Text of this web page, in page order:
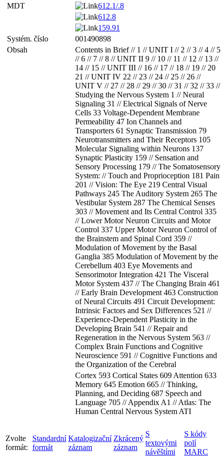
MDT
612.1/.8
612.8
159.91
Systém. číslo
001490898
Obsah
Contents in Brief // 1 // UNIT I // 2 // 3 // 4 // 5
// 6 // 7 // 8 // UNIT II 9 // 10 // 11 // 12 // 13 //
14 // 15 // UNIT III // 16 // 17 // 18 // 19 // 20
21 // UNIT IV 22 // 23 // 24 // 25 // 26 //
UNIT V // 27 // 28 // 29 // 30 // 31 // 32 // 33 //
Studying the Nervous System 1 // Neural
Signaling 31 // Electrical Signals of Nerve
Cells 33 Voltage-Dependent Membrane
Permeability 47 Ion Channels and
Transporters 61 Synaptic Transmission 79
Neurotransmitters and Their Receptors 105
Molecular Signaling within Neurons 137
Synaptic Plasticity 159 // Sensation and
Sensory Processing 179 // The Somatosensory
System: // Touch and Proprioception 181 Pain
201 // Vision: The Eye 219 Central Visual
Pathways 245 The Auditory System 265 The
Vestibular System 287 The Chemical Senses
303 // Movement and Its Central Control 335
// Lower Motor Neuron Circuits and Motor
Control 337 Upper Motor Neuron Control of
the Brainstem and Spinal Cord 359 //
Modulation of Movement by the Basal
Ganglia 385 Modulation of Movement by the
Cerebellum 403 Eye Movements and
Sensorimotor Integration 421 The Visceral
Motor System 437 // The Changing Brain 461
// Early Brain Development 463 Construction
of Neural Circuits 491 Circuit Development:
Intrinsic Factors and Sex Differences 521 //
Experience-Dependent Plasticity in the
Developing Brain 541 // Repair and
Regeneration in the Nervous System 563 //
Complex Brain Functions and Cognitive
Neuroscience 591 // Cognitive Functions and
the Organization of the Cerebral
Cortex 593 Cortical States 609 Attention 633
Memory 645 Emotion 665 // Thinking,
Planning, and Deciding 687 Speech and
Language 705 // Appendix A1 // Atlas: The
Human Central Nervous System ATI
Zvolte
formát:
Standardní
formát
Katalogizační
záznam
Zkrácený
záznam
S
textovými
návěštími
S kódy
polí
MARC